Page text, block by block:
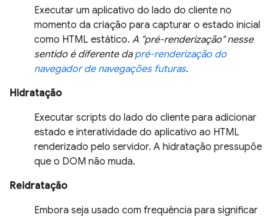
Executar um aplicativo do lado do cliente no
momento da criação para capturar o estado inicial
como HTML estático. A "pré-renderização" nesse
sentido é diferente dapré-renderização do
navegador de navegações futuras.
Hidratação
Executar scripts do lado do cliente para adicionar
estado e interatividade do aplicativo ao HTML
renderizado pelo servidor. A hidratação pressupõe
que o DOM não muda.
Reidratação
Embora seja usado com frequência para significar